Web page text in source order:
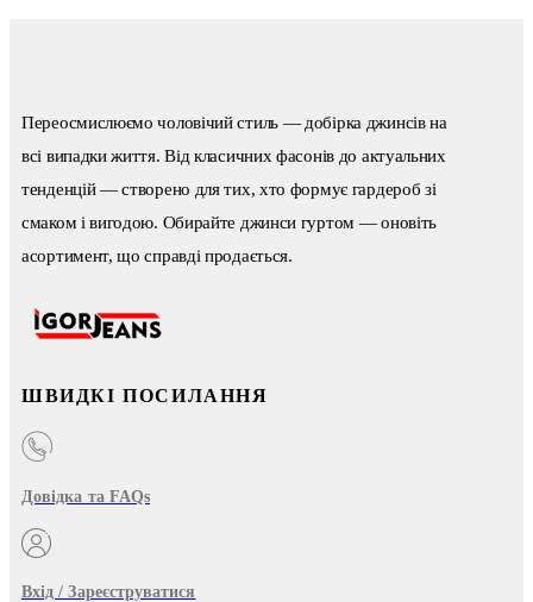
Переосмислюємо чоловічий стиль — добірка джинсів на
всі випадки життя. Від класичних фасонів до актуальних
тенденцій — створено для тих, хто формує гардероб зі
смаком і вигодою. Обирайте джинси гуртом — оновіть
асортимент, що справді продається.
ШВИДКІ ПОСИЛАННЯ
Довідка та FAQs
Вхід / Зареєструватися